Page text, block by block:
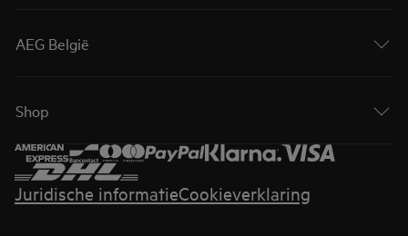
AEG België
Shop
Juridische informatieCookieverklaring